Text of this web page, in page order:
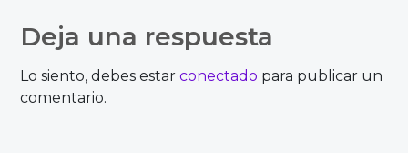
de
entradas
Deja una respuesta
Lo siento, debes estarconectado para publicar un
comentario.